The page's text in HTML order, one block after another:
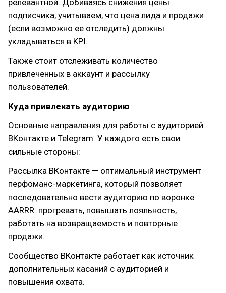
подписчика, учитываем, что цена лида и продажи
(если возможно ее отследить) должны
укладываться в KPI.
Также стоит отслеживать количество
привлеченных в аккаунт и рассылку
пользователей.
Куда привлекать аудиторию
Основные направления для работы с аудиторией:
ВКонтакте и Telegram. У каждого есть свои
сильные стороны:
Рассылка ВКонтакте — оптимальный инструмент
перфоманс-маркетинга, который позволяет
последовательно вести аудиторию по воронке
AARRR: прогревать, повышать лояльность,
работать на возвращаемость и повторные
продажи.
Сообщество ВКонтакте работает как источник
дополнительных касаний с аудиторией и
повышения охвата.